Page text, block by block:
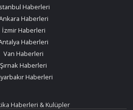
Haberleri
Haberleri
İzmir Haberleri
Haberleri
Van Haberleri
Şırnak Haberleri
Haberleri
Haberleri & Kulüpler